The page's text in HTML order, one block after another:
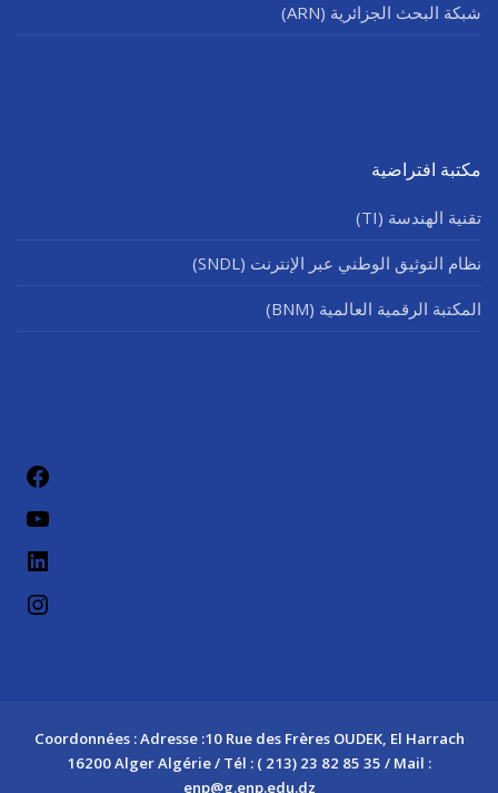
شبكة البحث الجزائرية (ARN)
مكتبة افتراضية
تقنية الهندسة (TI)
نظام التوثيق الوطني عبر الإنترنت (SNDL)
المكتبة الرقمية العالمية (BNM)
لينكد إن
Coordonnées : Adresse :10 Rue des Frères OUDEK, El Harrach
16200 Alger Algérie / Tél : ( 213) 23 82 85 35 / Mail :
enp@g.enp.edu.dz